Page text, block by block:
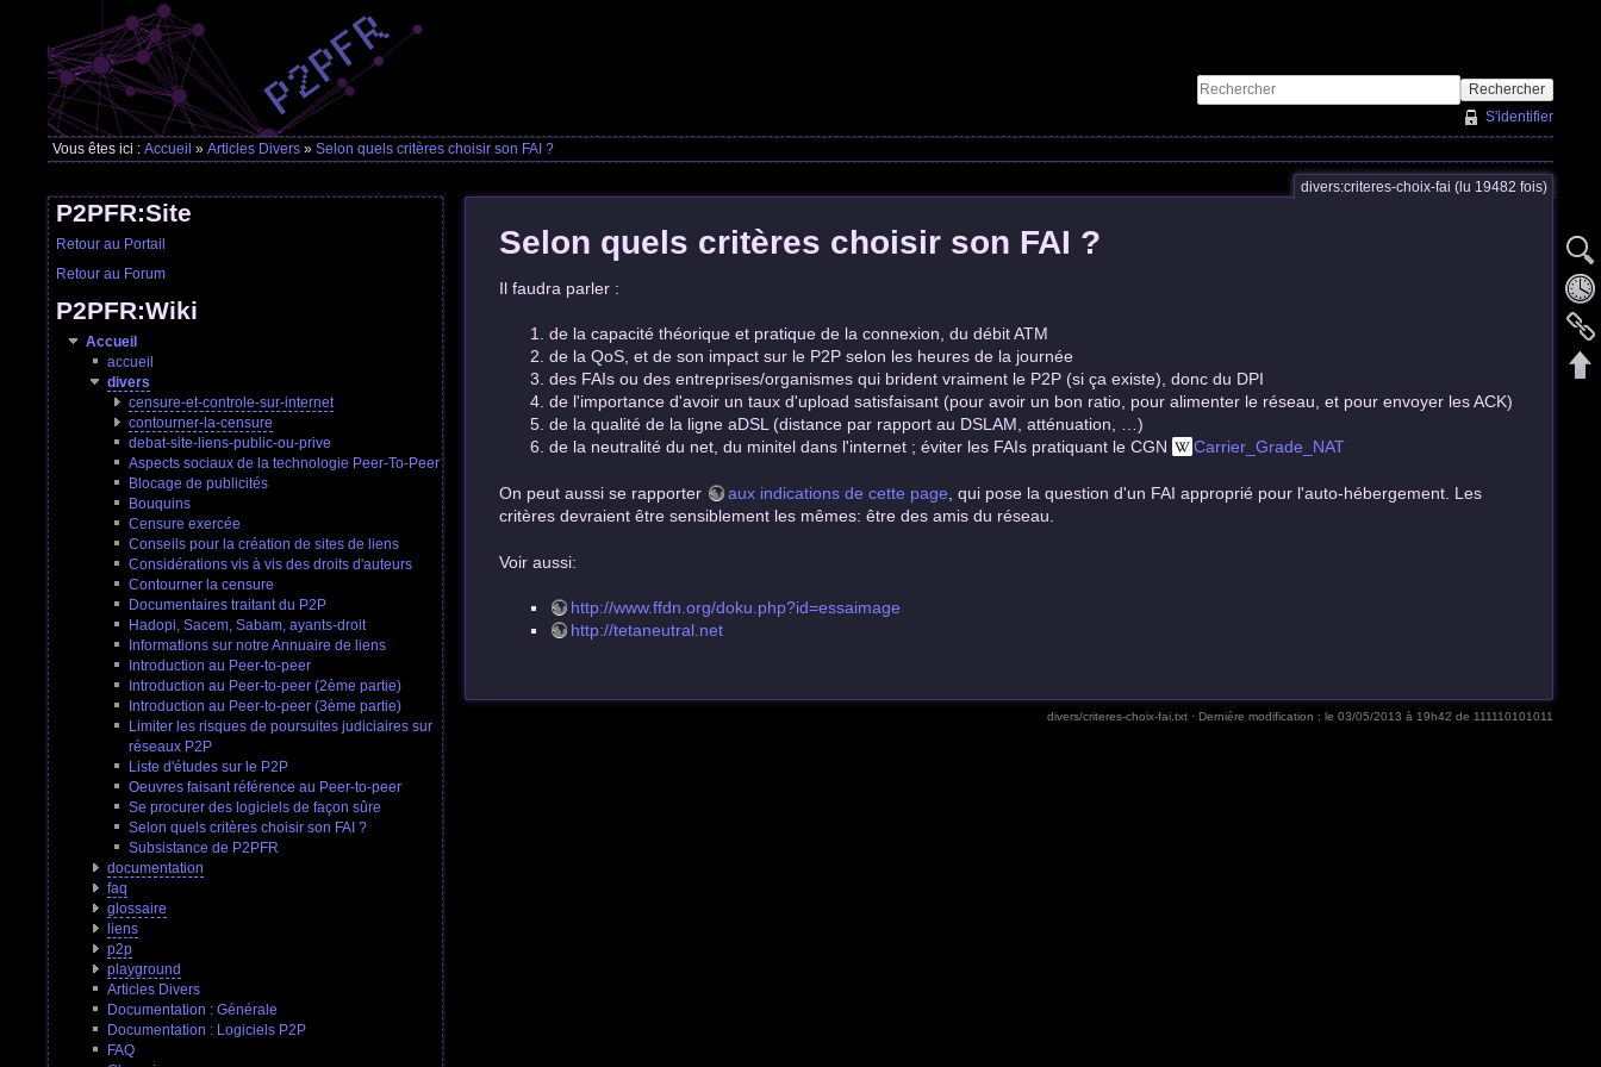
Rechercher
S'identifier
Vous êtes ici :Accueil »Articles Divers »Selon quels critères choisir son FAI ?
P2PFR:Site
Retour au Portail
Retour au Forum
P2PFR:Wiki
Accueil
accueil
divers
censure-et-controle-sur-internet
contourner-la-censure
debat-site-liens-public-ou-prive
Aspects sociaux de la technologie Peer-To-Peer
Blocage de publicités
Bouquins
Censure exercée
Conseils pour la création de sites de liens
Considérations vis à vis des droits d'auteurs
Contourner la censure
Documentaires traitant du P2P
Hadopi, Sacem, Sabam, ayants-droit
Informations sur notre Annuaire de liens
Introduction au Peer-to-peer
Introduction au Peer-to-peer (2ème partie)
Introduction au Peer-to-peer (3ème partie)
Limiter les risques de poursuites judiciaires sur
réseaux P2P
Liste d'études sur le P2P
Oeuvres faisant référence au Peer-to-peer
Se procurer des logiciels de façon sûre
Selon quels critères choisir son FAI ?
Subsistance de P2PFR
documentation
faq
glossaire
liens
p2p
playground
Articles Divers
Documentation : Générale
Documentation : Logiciels P2P
FAQ
divers:criteres-choix-fai (lu 19482 fois)
Selon quels critères choisir son FAI ?
Il faudra parler :
de la capacité théorique et pratique de la connexion, du débit ATM
de la QoS, et de son impact sur le P2P selon les heures de la journée
des FAIs ou des entreprises/organismes qui brident vraiment le P2P (si ça existe), donc du DPI
de l'importance d'avoir un taux d'upload satisfaisant (pour avoir un bon ratio, pour alimenter le réseau, et pour envoyer les ACK)
de la qualité de la ligne aDSL (distance par rapport au DSLAM, atténuation, …)
de la neutralité du net, du minitel dans l'internet ; éviter les FAIs pratiquant le CGN
Carrier_Grade_NAT
On peut aussi se rapporter aux indications de cette page , qui pose la question d'un FAI approprié pour l'auto-hébergement. Les
critères devraient être sensiblement les mêmes: être des amis du réseau.
Voir aussi:
http://www.ffdn.org/doku.php?id=essaimage
http://tetaneutral.net
divers/criteres-choix-fai.txt · Dernière modification : le 03/05/2013 à 19h42 de 111110101011